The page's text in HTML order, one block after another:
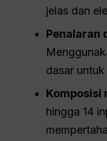
jelas dan
Penalaran
dasar
Komposisi
hingga 14